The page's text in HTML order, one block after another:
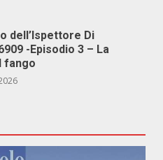
dell’Ispettore Di
-Episodio 3 – La
fango